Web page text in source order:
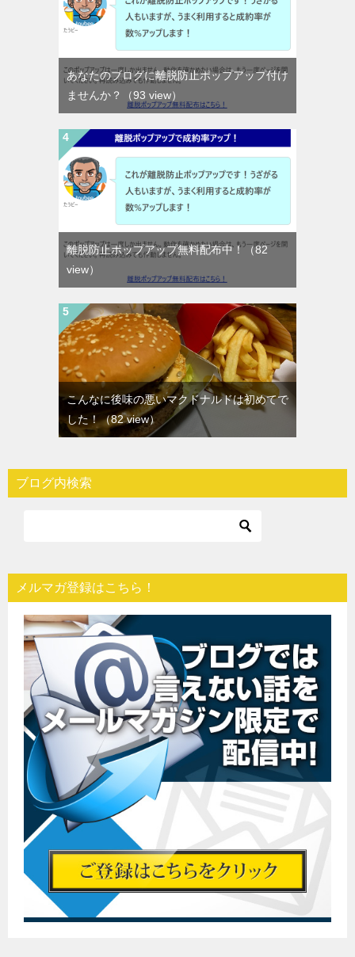
あなたのブログに離脱防止ポップアップ付け
ませんか？
（93 view）
離脱防止ポップアップ無料配布中！（82
view）
こんなに後味の悪いマクドナルドは初めてで
した！（82 view）
ブログ内検索
メルマガ登録はこちら！